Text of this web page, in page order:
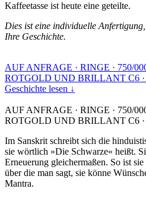
Kaffeetasse ist heute eine geteilte.
Dies ist eine individuelle
Ihre Geschichte.
AUF ANFRAGE · RINGE · 750/
ROTGOLD UND BRILLANT C6 ·
Geschichte lesen ↓
AUF ANFRAGE · RINGE · 750/
ROTGOLD UND BRILLANT C6 ·
Im Sanskrit schreibt sich die
sie wörtlich »Die Schwarze« heißt.
Erneuerung gleichermaßen. So ist
über die man sagt, sie könne
Mantra.